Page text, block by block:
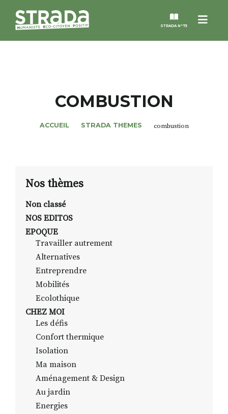
Menu
STRADA N°73
MAGAZINES
NOS THÈMES
ALTER STRADA
ROSÉE DE MAI
RECHERCHER
COMBUSTION
ACCUEIL STRADA THEMES combustion
Nos thèmes
Non classé
NOS EDITOS
EPOQUE
Travailler autrement
Alternatives
Entreprendre
Mobilités
Ecolothique
CHEZ MOI
Les défis
Confort thermique
Isolation
Ma maison
Aménagement & Design
Au jardin
Energies